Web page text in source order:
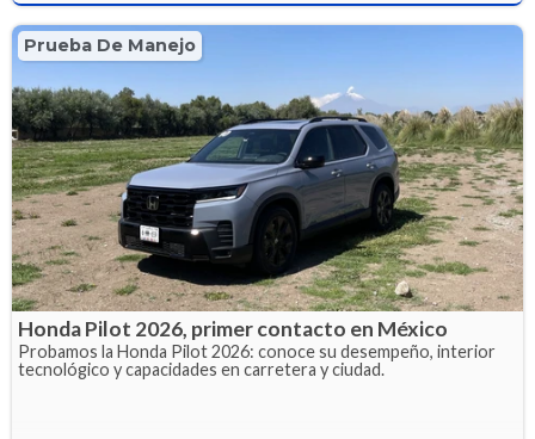
Prueba De Manejo
Honda Pilot 2026, primer contacto en México
Probamos la Honda Pilot 2026: conoce su desempeño, interior
tecnológico y capacidades en carretera y ciudad.